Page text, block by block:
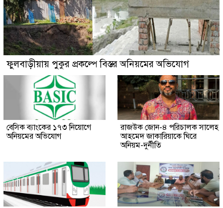
ফুলবাড়ীয়ায় পুকুর প্রকল্পে বিস্তর অনিয়মের অভিযোগ
বেসিক ব্যাংকের ১৭৩ নিয়োগে
অনিয়মের অভিযোগ
রাজউক জোন-৪ পরিচালক সালেহ
আহমেদ জাকারিয়াকে ঘিরে
অনিয়ম-দুর্নীতি